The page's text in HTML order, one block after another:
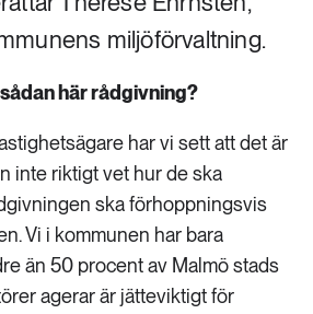
miljöförvaltning.
här rådgivning?
har vi sett att det är
inte riktigt vet hur de ska
ska förhoppningsvis
Vi i kommunen har bara
än 50 procent av Malmö stads
agerar är jätteviktigt för